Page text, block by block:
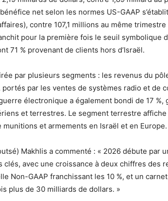
net selon les normes US-GAAP
contre 107,1 millions au même
pour la première fois le seuil symbolique
71 % provenant de clients hors d’Israël.
par plusieurs segments : les revenus du
portés par les ventes de systèmes radio et de
électronique a également bondi de 17 %,
et terrestres. Le segment terrestre
munitions et armements en Israël et en Europe.
Makhlis a commenté : « 2026 débute par
clés, avec une croissance à deux chiffres des
Non-GAAP franchissant les 10 %, et un
plus de 30 milliards de dollars. »